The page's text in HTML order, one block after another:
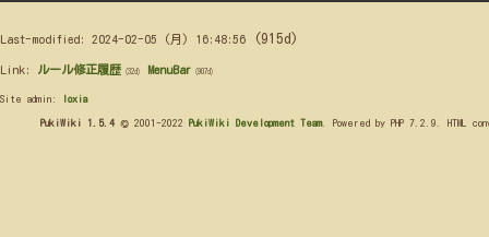
Last-modified: 2024-02-05 (月) 16:48:56 (915d)
Link: ルール修正履歴 (32d) MenuBar (907d)
Site admin: loxia
PukiWiki 1.5.4 © 2001-2022 PukiWiki Development Team. Powered by PHP 7.2.9. HTML